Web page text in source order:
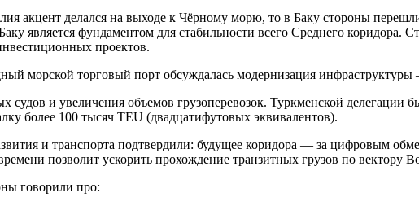
акцент делался на выходе к Чёрному морю, то в Баку стороны
является фундаментом для стабильности всего Среднего коридора.
проектов.
морской торговый порт обсуждалась модернизация
и увеличения объемов грузоперевозок. Туркменской делегации
более 100 тысяч TEU (двадцатифутовых эквивалентов).
и транспорта подтвердили: будущее коридора — за цифровым
позволит ускорить прохождение транзитных грузов по вектору
говорили про: